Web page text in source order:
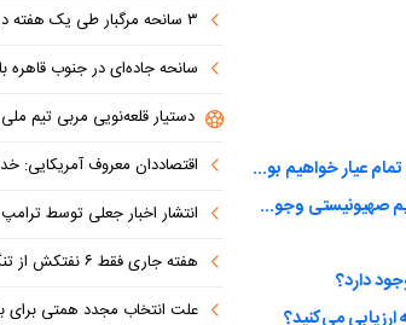
به نظر شما توافق با آمریکا به پایان مخاصمات می‌انجامد یا دوباره شاهد یک درگیری تمام عیار خواهیم بود؟
بنظر شما باتوجه به حوادث اخیر و شکست سنگین از ایران، چقدر احتمال فروپاشی رژیم صهیونیستی وجود دارد؟
دارد؟
ارزیابی می‌کنید؟
۳ سانحه مرگبار طی یک هفته در بزرگراه‌های تهران؛ هشدار دوباره به رانندگان و عابران
سانحه جاده‌ای در جنوب قاهره با ۱۴ کشته و
دستیار قلعه‌نویی مربی تیم ملی
اقتصاددان معروف آمریکایی:
انتشار اخبار جعلی توسط ترامپ یک
هفته جاری فقط ۶ نفتکش از تنگه عبور کردند
علت انتخاب مجدد همتی برای بانک مرکزی مشخص شد: پزشکیان هنوز